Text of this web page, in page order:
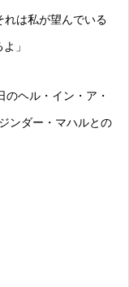
は私が望んでいる
」
ヘル・イン・ア・
ンダー・マハルとの